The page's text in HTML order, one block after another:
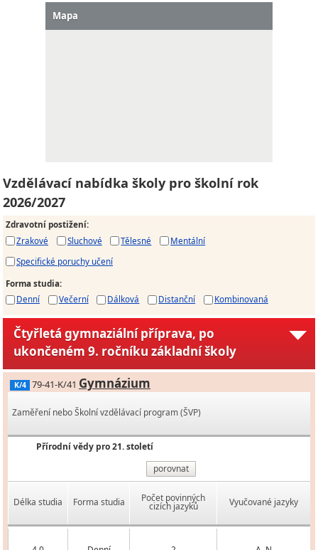
Mapa
Vzdělávací nabídka školy pro školní rok
2026/2027
Zdravotní postižení:
Zrakové
Sluchové Tělesné
Mentální
Specifické poruchy učení
Forma studia:
Denní
Večerní Dálková Distanční Kombinovaná
Čtyřletá gymnaziální příprava, po
ukončeném 9. ročníku základní školy
K/4 79-41-K/41 Gymnázium
Zaměření nebo Školní vzdělávací program (ŠVP)
Přírodní vědy pro 21. století
porovnat
Délka studia Forma studia Počet povinných
cizích jazyků Vyučované jazyky